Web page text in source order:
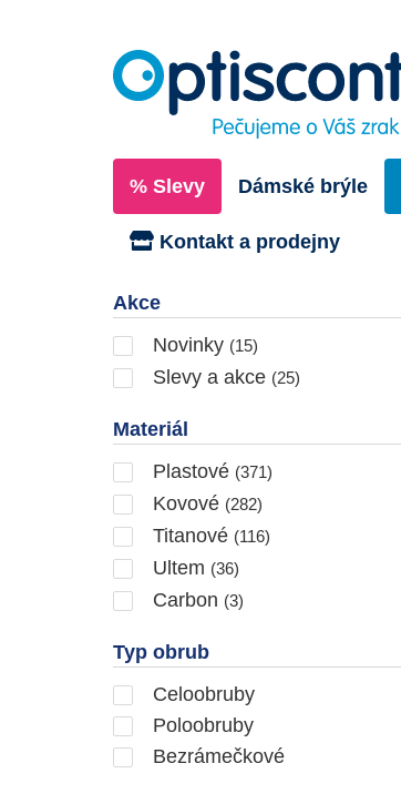
% Slevy Dámské brýle
Kontakt a prodejny
Akce
Novinky (15)
Slevy a akce (25)
Materiál
Plastové (371)
Kovové (282)
Titanové (116)
Ultem (36)
Carbon (3)
Typ obrub
Celoobruby
Poloobruby
Bezrámečkové